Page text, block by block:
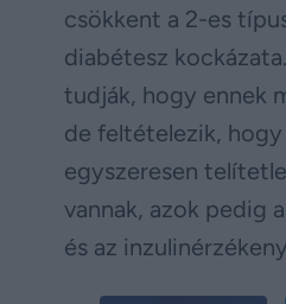
csökkent a 2-es
diabétesz
tudják, hogy ennek
de feltételezik, hogy
egyszeresen
vannak, azok pedig
és az